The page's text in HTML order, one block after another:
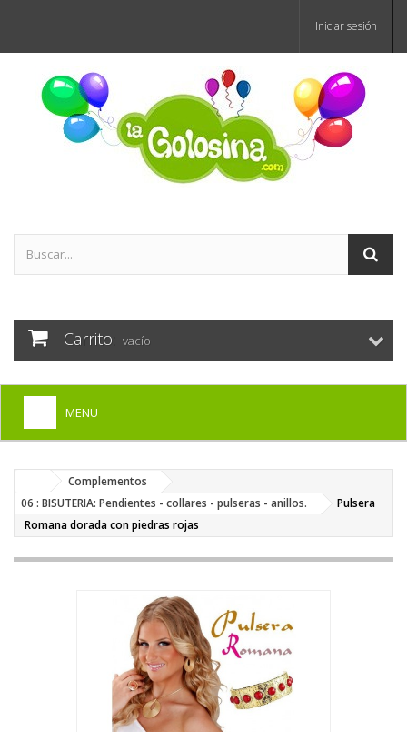
Iniciar sesión
Carrito: vacío
MENU
DISFRACES PARA ADULTOS
+
DISFRACES INFANTILES
+
COMPLEMENTOS
PELUCAS, GORROS, CARETAS
Complementos
06 : BISUTERIA: Pendientes - collares - pulseras - anillos.
Pulsera
Romana dorada con piedras rojas